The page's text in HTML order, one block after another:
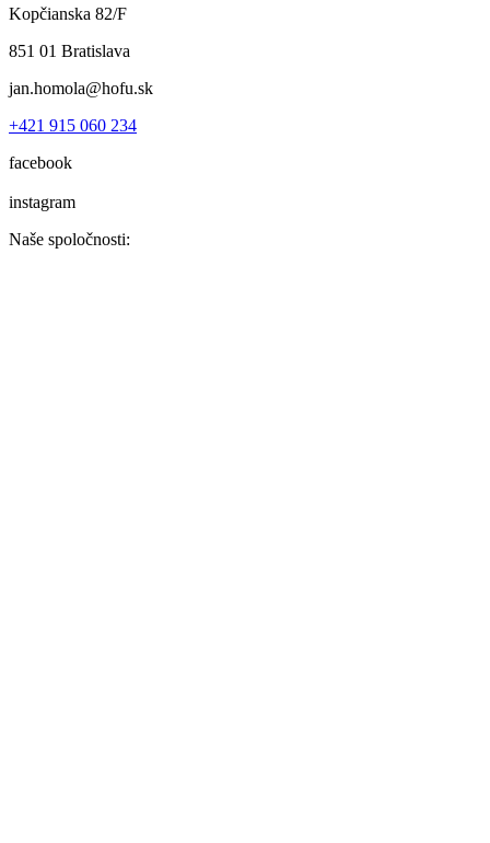
Kopčianska 82/F
851 01 Bratislava
jan.homola@hofu.sk
+421 915 060 234
facebook
instagram
Naše spoločnosti: